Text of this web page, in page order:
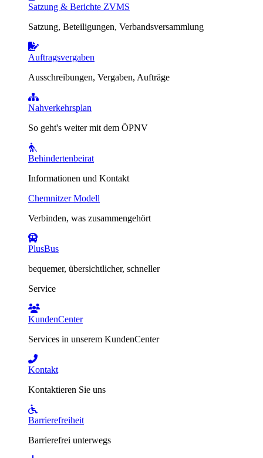
Satzung & Berichte ZVMS
Satzung, Beteiligungen, Verbandsversammlung
Auftragsvergaben
Ausschreibungen, Vergaben, Aufträge
Nahverkehrsplan
So geht's weiter mit dem ÖPNV
Behindertenbeirat
Informationen und Kontakt
Chemnitzer Modell
Verbinden, was zusammengehört
PlusBus
bequemer, übersichtlicher, schneller
Service
KundenCenter
Services in unserem KundenCenter
Kontakt
Kontaktieren Sie uns
Barrierefreiheit
Barrierefrei unterwegs